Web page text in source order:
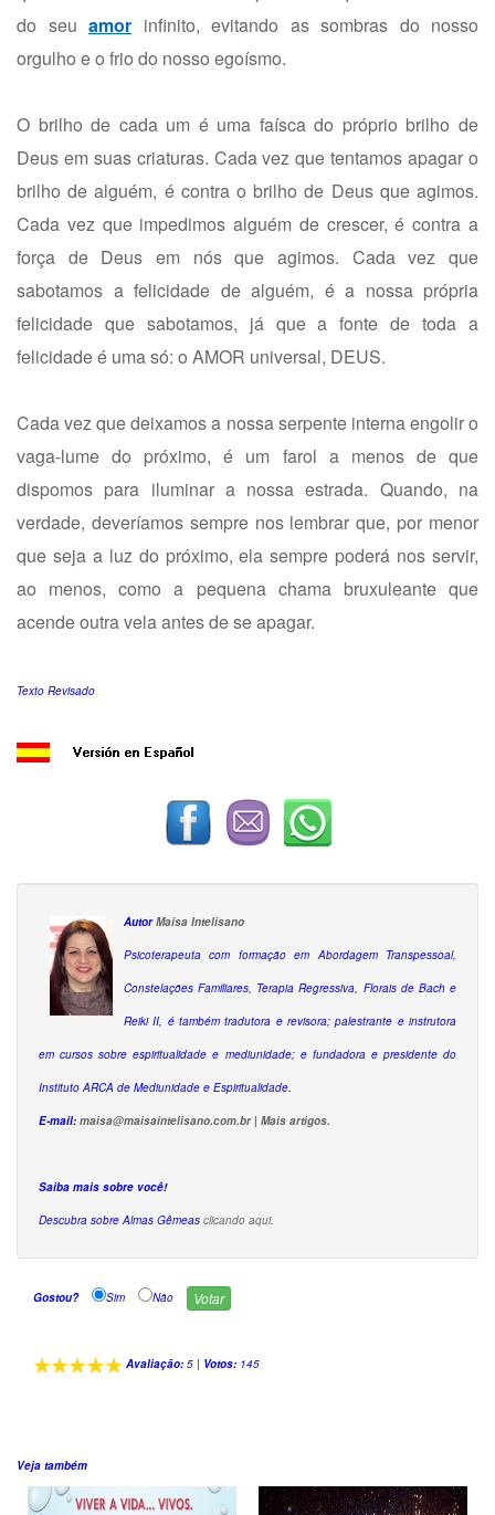
do seu amor infinito, evitando as sombras do nosso
orgulho e o frio do nosso egoísmo.
O brilho de cada um é uma faísca do próprio brilho de
Deus em suas criaturas. Cada vez que tentamos apagar o
brilho de alguém, é contra o brilho de Deus que agimos.
Cada vez que impedimos alguém de crescer, é contra a
força de Deus em nós que agimos. Cada vez que
sabotamos a felicidade de alguém, é a nossa própria
felicidade que sabotamos, já que a fonte de toda a
felicidade é uma só: o AMOR universal, DEUS.
Cada vez que deixamos a nossa serpente interna engolir o
vaga-lume do próximo, é um farol a menos de que
dispomos para iluminar a nossa estrada. Quando, na
verdade, deveríamos sempre nos lembrar que, por menor
que seja a luz do próximo, ela sempre poderá nos servir,
ao menos, como a pequena chama bruxuleante que
acende outra vela antes de se apagar.
Texto Revisado
AutorMaísa Intelisano
Psicoterapeuta com formação em Abordagem Transpessoal,
Constelações Familiares, Terapia Regressiva, Florais de Bach e
Reiki II, é também tradutora e revisora; palestrante e instrutora
em cursos sobre espiritualidade e mediunidade; e fundadora e presidente do
Instituto ARCA de Mediunidade e Espiritualidade.
E-mail: maisa@maisaintelisano.com.br| Mais artigos.
Saiba mais sobre você!
Descubra sobre Almas Gêmeas clicando aqui.
Gostou? Sim Não
Avaliação:5| Votos:145
Veja também